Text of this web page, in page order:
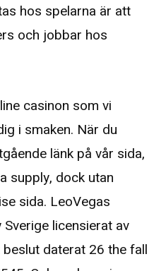
hos spelarna är att
och jobbar hos
casinon som vi
i smaken. När du
länk på vår sida,
supply, dock utan
sida. LeoVegas
licensierat av
daterat 26 the fall